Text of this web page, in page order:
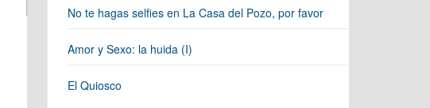
No te hagas selfies en La Casa del Pozo, por favor
Amor y Sexo: la huida (I)
El Quiosco